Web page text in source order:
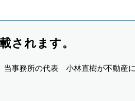
されます。
事務所の代表 小林直樹が不動産